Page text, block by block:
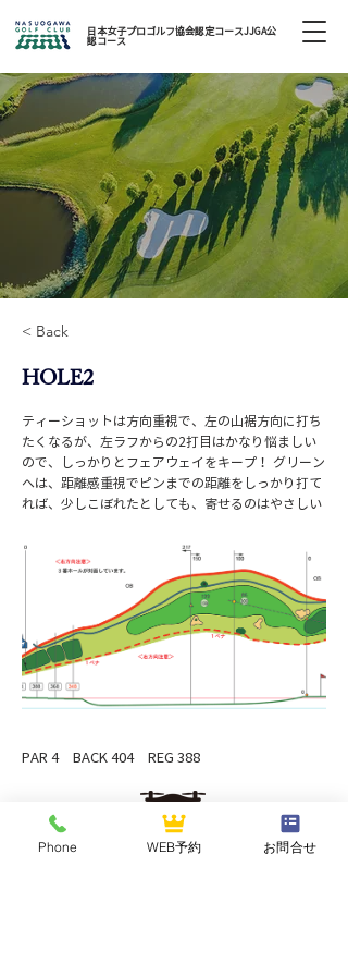
日本女子プロゴルフ協会認定コースJJGA公
認コース
< Back
HOLE2
ティーショットは方向重視で、左の山裾方向に打ち
たくなるが、左ラフからの2打目はかなり悩ましい
ので、しっかりとフェアウェイをキープ！ グリーン
へは、距離感重視でピンまでの距離をしっかり打て
れば、少しこぼれたとしても、寄せるのはやさしい
PAR 4 BACK 404 REG 388
ドローンでみる
Phone WEB予約 お問合せ